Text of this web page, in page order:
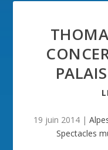
19 juin 2014 |
Spectacles